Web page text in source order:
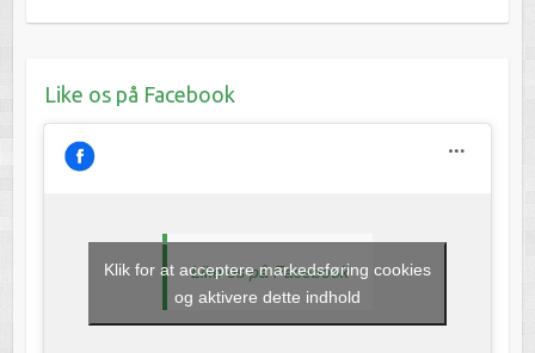
Like os på Facebook
Like os på Facebook
Klik for at acceptere markedsføring cookies
og aktivere dette indhold